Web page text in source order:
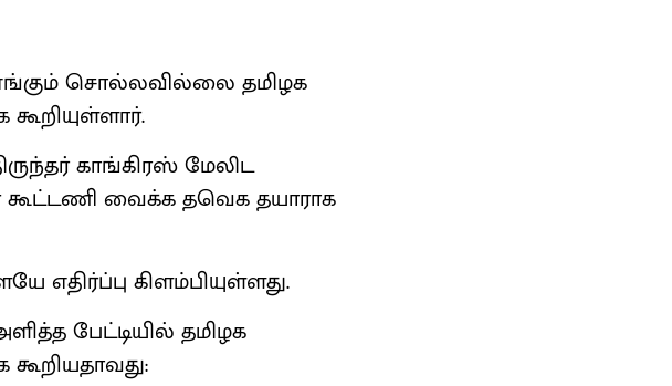
சொல்லவில்லை தமிழக
காங்கிரஸ் மேலிட
கூட்டணி வைக்க தவெக தயாராக
எதிர்ப்பு கிளம்பியுள்ளது.
பேட்டியில் தமிழக